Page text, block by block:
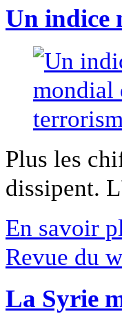
Un indice
Plus les
dissipent.
En savoir
Revue du
La Syrie